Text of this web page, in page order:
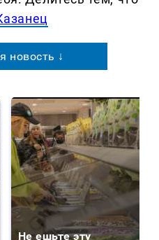
новость ↓
Не ешьте эту